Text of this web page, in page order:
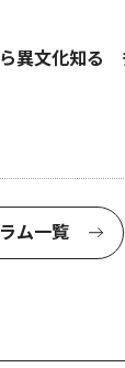
異文化知る
ム一覧